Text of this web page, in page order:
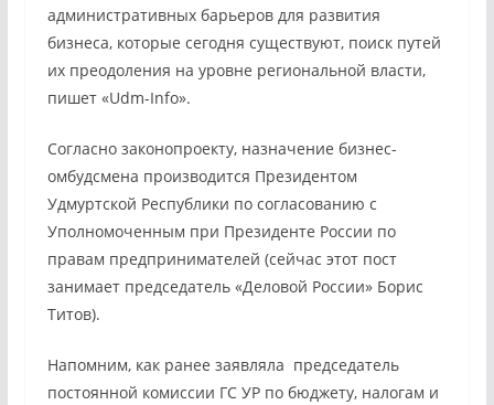
административных барьеров для развития
бизнеса, которые сегодня существуют, поиск путей
их преодоления на уровне региональной власти,
пишет «Udm-Info».
Согласно законопроекту, назначение бизнес-
омбудсмена производится Президентом
Удмуртской Республики по согласованию с
Уполномоченным при Президенте России по
правам предпринимателей (сейчас этот пост
занимает председатель «Деловой России» Борис
Титов).
Напомним, как ранее заявляла председатель
постоянной комиссии ГС УР по бюджету, налогам и